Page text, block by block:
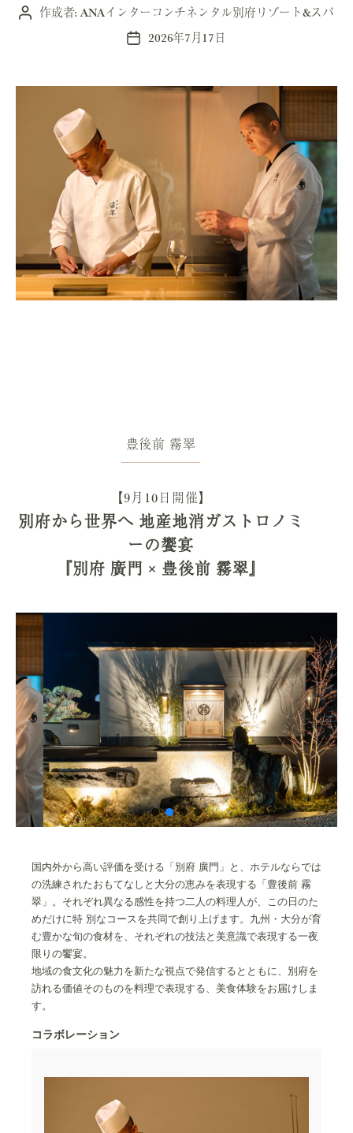
投 作成者: ANAインターコンチネンタル別府リゾート&スパ
投 2026年7月17日
豊後前 霧翠
【9月10日開催】
別府から世界へ 地産地消ガストロノミ
ーの饗宴
『別府 廣門 × 豊後前 霧翠』
国内外から高い評価を受ける「別府 廣門」と、ホテルならでは
の洗練されたおもてなしと大分の恵みを表現する「豊後前 霧
翠」。それぞれ異なる感性を持つ二人の料理人が、この日のた
めだけに特 別なコースを共同で創り上げます。九州・大分が育
む豊かな旬の食材を、それぞれの技法と美意識で表現する一夜
限りの饗宴。
地域の食文化の魅力を新たな視点で発信するとともに、別府を
訪れる価値そのものを料理で表現する、美食体験をお届けしま
す。
コラボレーション